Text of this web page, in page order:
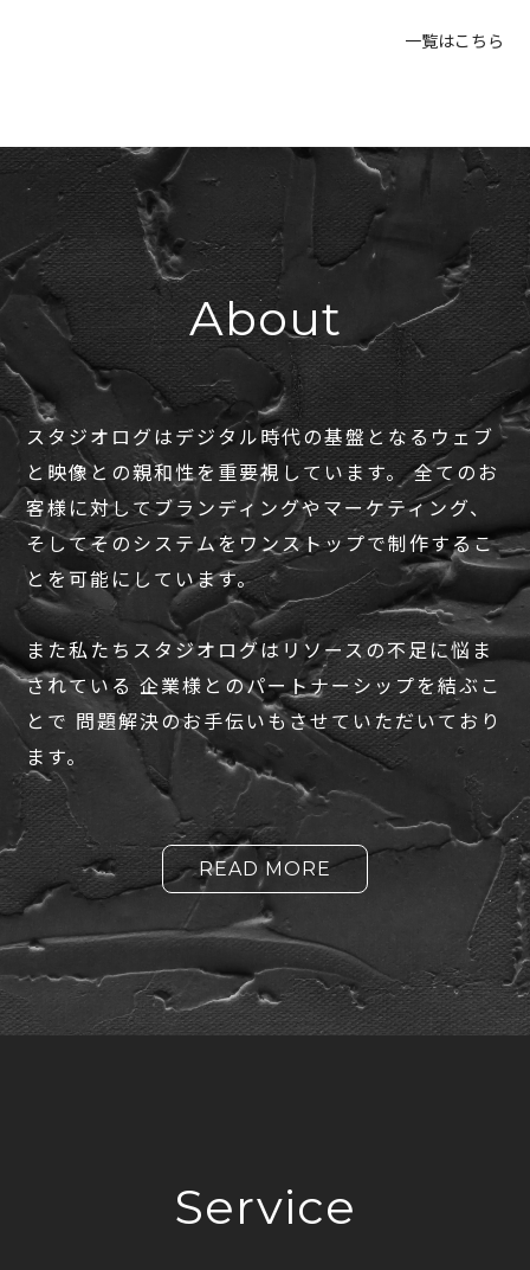
一覧はこちら
About
スタジオログはデジタル時代の基盤となるウェブ
と映像との親和性を重要視しています。全てのお
客様に対してブランディングやマーケティング、
そしてそのシステムをワンストップで制作するこ
とを可能にしています。
また私たちスタジオログはリソースの不足に悩ま
されている 企業様とのパートナーシップを結ぶこ
とで 問題解決のお手伝いもさせていただいており
ます。
READ MORE
Service